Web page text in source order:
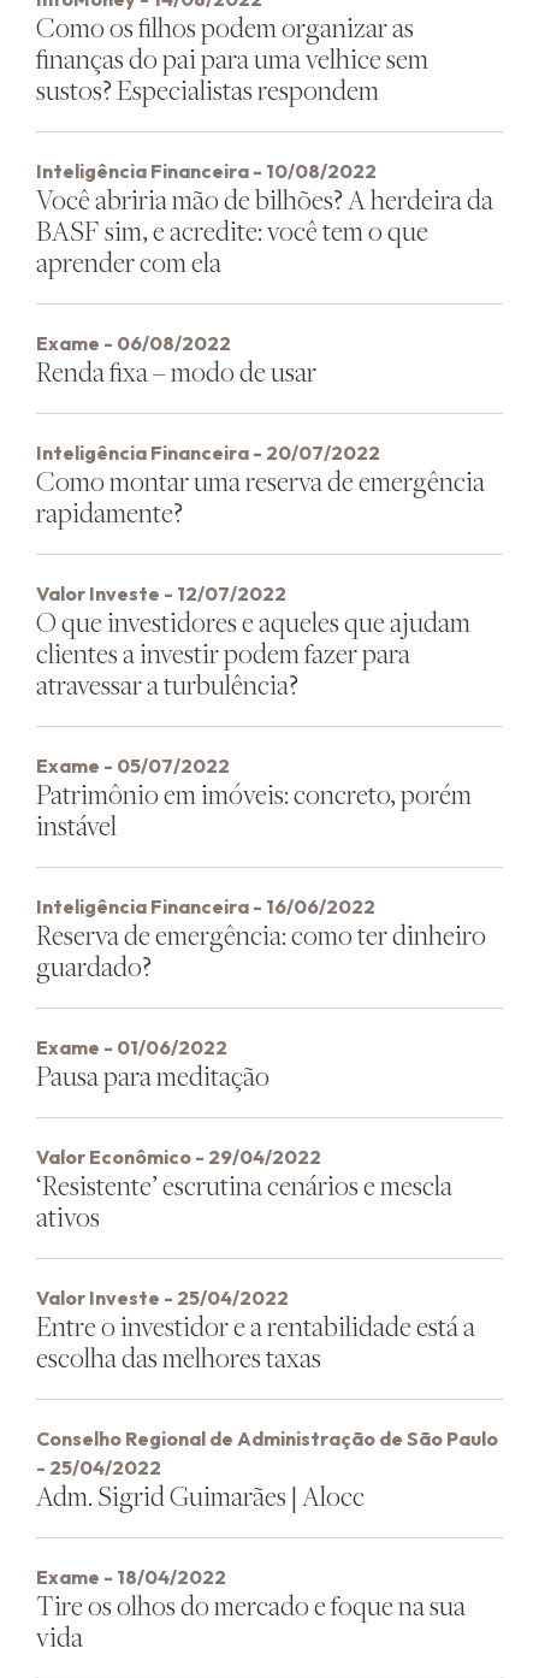
Como os filhos podem organizar as
finanças do pai para uma velhice sem
sustos? Especialistas respondem
Inteligência Financeira - 10/08/2022
Você abriria mão de bilhões? A herdeira da
BASF sim, e acredite: você tem o que
aprender com ela
Exame - 06/08/2022
Renda fixa – modo de usar
Inteligência Financeira - 20/07/2022
Como montar uma reserva de emergência
rapidamente?
Valor Investe - 12/07/2022
O que investidores e aqueles que ajudam
clientes a investir podem fazer para
atravessar a turbulência?
Exame - 05/07/2022
Patrimônio em imóveis: concreto, porém
instável
Inteligência Financeira - 16/06/2022
Reserva de emergência: como ter dinheiro
guardado?
Exame - 01/06/2022
Pausa para meditação
Valor Econômico - 29/04/2022
‘Resistente’ escrutina cenários e mescla
ativos
Valor Investe - 25/04/2022
Entre o investidor e a rentabilidade está a
escolha das melhores taxas
Conselho Regional de Administração de São Paulo
- 25/04/2022
Adm. Sigrid Guimarães | Alocc
Exame - 18/04/2022
Tire os olhos do mercado e foque na sua
vida